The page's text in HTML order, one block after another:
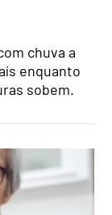
chuva a
enquanto
sobem.